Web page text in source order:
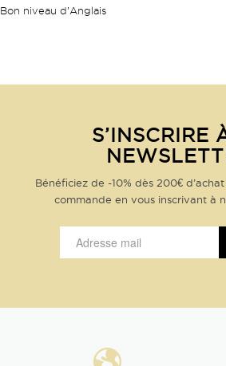
Bon niveau d’Anglais
S’INSCRIRE
Bénéficiez de -10% dès 200€
commande en vous inscrivant à